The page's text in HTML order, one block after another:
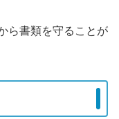
ら書類を守ることが